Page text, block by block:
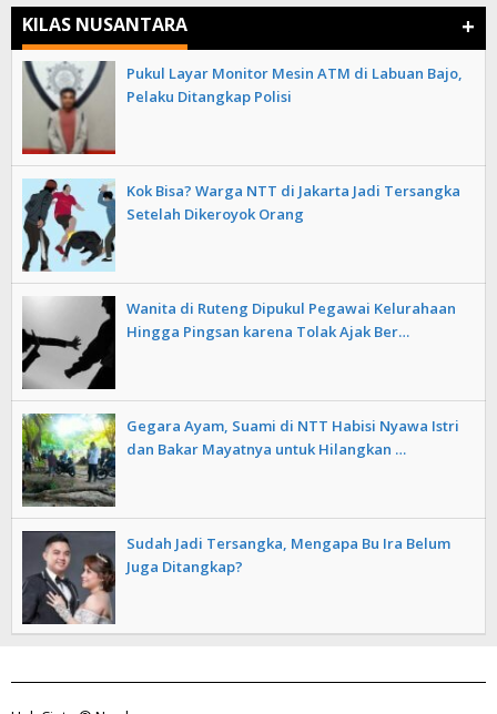
KILAS NUSANTARA +
Pukul Layar Monitor Mesin ATM di Labuan Bajo,
Pelaku Ditangkap Polisi
Kok Bisa? Warga NTT di Jakarta Jadi Tersangka
Setelah Dikeroyok Orang
Wanita di Ruteng Dipukul Pegawai Kelurahaan
Hingga Pingsan karena Tolak Ajak Ber…
Gegara Ayam, Suami di NTT Habisi Nyawa Istri
dan Bakar Mayatnya untuk Hilangkan …
Sudah Jadi Tersangka, Mengapa Bu Ira Belum
Juga Ditangkap?